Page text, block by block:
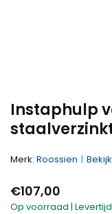
Instaphulp
Merk: Roossien
€107,00
Op voorraad |